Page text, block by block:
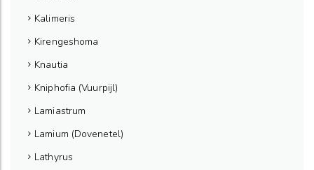
Kalimeris
Kirengeshoma
Knautia
Kniphofia (Vuurpijl)
Lamiastrum
Lamium (Dovenetel)
Lathyrus